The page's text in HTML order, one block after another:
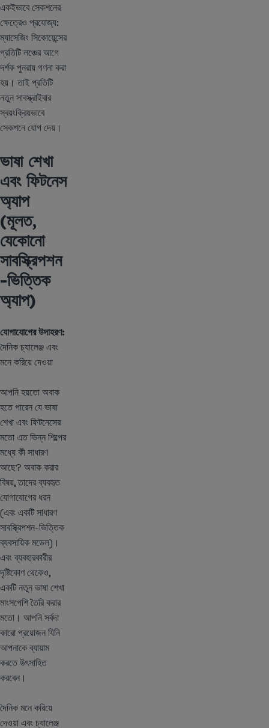
একইভাবে সেকশনের
ক্ষেত্রেও প্রযোজ্য:
ম্যাসেজিং সিকোয়েন্সের
প্রতিটি লঞ্চের আগে
দর্শক পুনরায় গণনা করা
হয়। তাই প্রতিটি
নতুন সাবস্ক্রাইবার
স্বয়ংক্রিয়ভাবে
সেকশনে যোগ দেয়।
ভাষা শেখা
এবং ফিটনেস
অ্যাপ
(মূলত,
যেকোনো
সাবস্ক্রিপশন
-ভিত্তিক
অ্যাপ)
যোগাযোগের উদাহরণ:
দৈনিক চ্যালেঞ্জ এবং
মনে করিয়ে দেওয়া
আপনি হয়তো অবাক
হতে পারেন যে ভাষা
শেখা এবং ফিটনেসের
মতো এত ভিন্ন শিল্পের
মধ্যে কী সাধারণ
আছে? অবাক করার
বিষয়, তাদের ব্যবহৃত
যোগাযোগের ধরন
(এবং একটি সাধারণ
সাবস্ক্রিপশন-ভিত্তিক
ব্যবসায়িক মডেল)।
এবং ব্যবহারকারীর
দৃষ্টিকোণ থেকেও,
একটি নতুন ভাষা শেখা
মাংসপেশি তৈরি করার
মতো। আপনি সর্বদা
কারো প্রয়োজন যিনি
আপনাকে ব্যায়াম
করতে উৎসাহিত
করবেন।
দৈনিক মনে করিয়ে
দেওয়া এবং চ্যালেঞ্জ